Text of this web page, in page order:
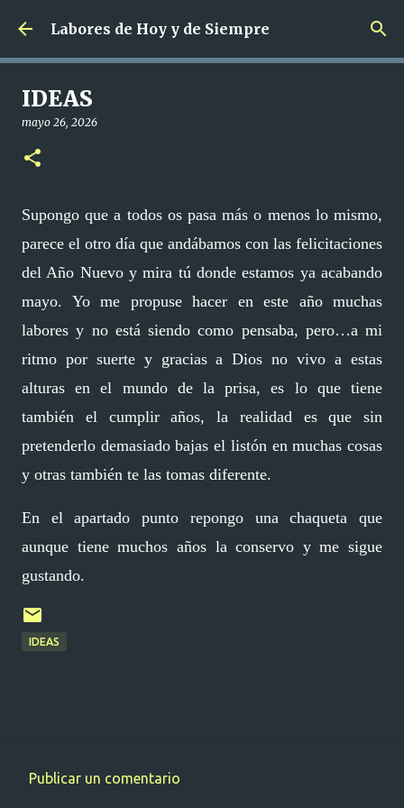
Ir al contenido principal
Labores de Hoy y de Siempre
IDEAS
mayo 26, 2026
Supongo que a todos os pasa más o menos lo mismo,
parece el otro día que andábamos con las felicitaciones
del Año Nuevo y mira tú donde estamos ya acabando
mayo. Yo me propuse hacer en este año muchas
labores y no está siendo como pensaba, pero…a mi
ritmo por suerte y gracias a Dios no vivo a estas
alturas en el mundo de la prisa, es lo que tiene
también el cumplir años, la realidad es que sin
pretenderlo demasiado bajas el listón en muchas cosas
y otras también te las tomas diferente.
En el apartado punto repongo una chaqueta que
aunque tiene muchos años la conservo y me sigue
gustando.
IDEAS
Publicar un comentario